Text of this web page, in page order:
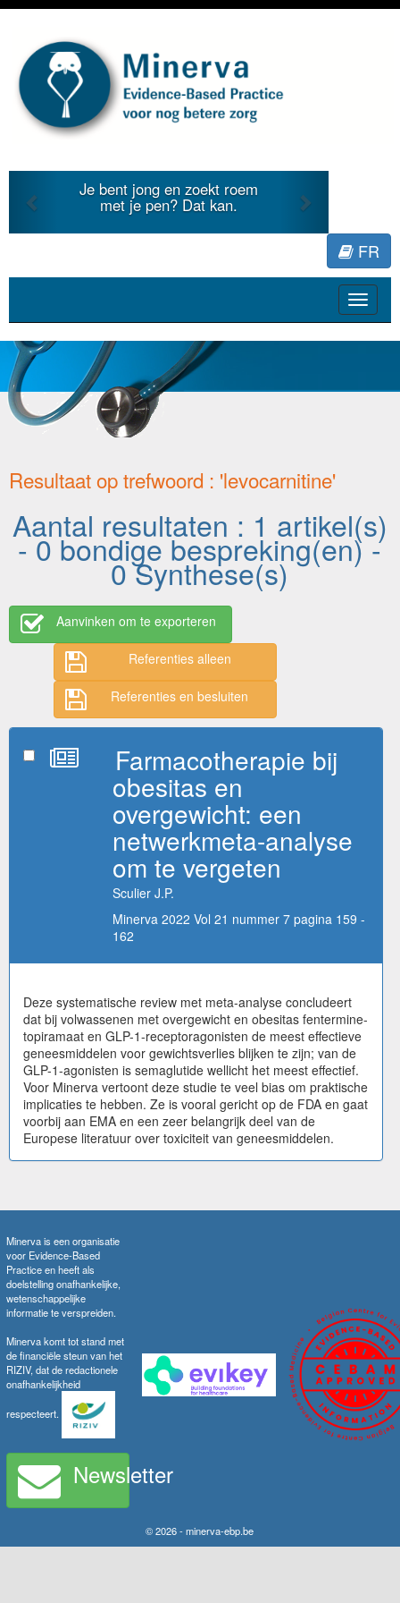
Je bent jong en zoekt roem
met je pen? Dat kan.
Previous
FR
Toggle
Resultaat op trefwoord : 'levocarnitine'
Aantal resultaten : 1 artikel(s)
- 0 bondige bespreking(en) -
0 Synthese(s)
Aanvinken om te exporteren
Referenties alleen
Referenties en besluiten
Farmacotherapie bij
obesitas en
overgewicht: een
netwerkmeta-analyse
om te vergeten
Sculier J.P.
Minerva 2022 Vol 21 nummer 7 pagina 159 -
162
Deze systematische review met meta-analyse concludeert
dat bij volwassenen met overgewicht en obesitas fentermine-
topiramaat en GLP-1-receptoragonisten de meest effectieve
geneesmiddelen voor gewichtsverlies blijken te zijn; van de
GLP-1-agonisten is semaglutide wellicht het meest effectief.
Voor Minerva vertoont deze studie te veel bias om praktische
implicaties te hebben. Ze is vooral gericht op de FDA en gaat
voorbij aan EMA en een zeer belangrijk deel van de
Europese literatuur over toxiciteit van geneesmiddelen.
Minerva is een organisatie
voor Evidence-Based
Practice en heeft als
doelstelling onafhankelijke,
wetenschappelijke
informatie te verspreiden.
Minerva komt tot stand met
de financiële steun van het
RIZIV, dat de redactionele
onafhankelijkheid
respecteert.
Newsletter
© 2026 - minerva-ebp.be